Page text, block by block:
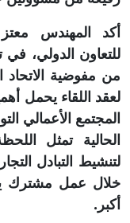
أكد المهندس
للتعاون الدولي،
من مفوضية الاتحاد
لعقد اللقاء يحمل
المجتمع الأعمالي
الحالية تمثل
لتنشيط التبادل
خلال عمل مشترك
أكبر.